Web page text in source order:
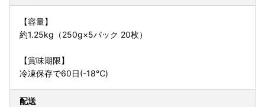
【容量】
約1.25kg（250g×5パック 20枚）
【賞味期限】
冷凍保存で60日(-18℃)
配送